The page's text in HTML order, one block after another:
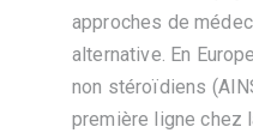
approches de
alternative. En
non stéroïdiens
première ligne chez